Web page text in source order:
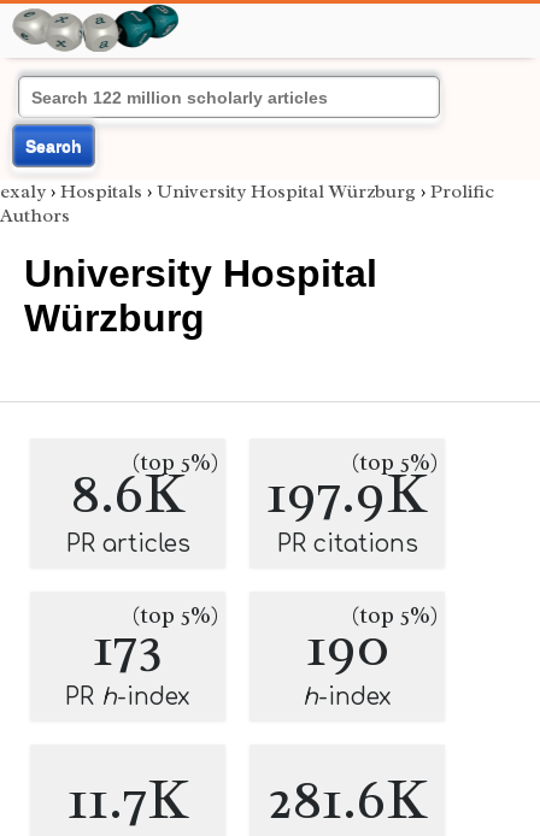
Search
exaly › Hospitals › University Hospital Würzburg › Prolific
Authors
University Hospital
Würzburg
8.6K
(top 5%)
PR articles
197.9K
(top 5%)
PR citations
173(top 5%)
PR h-index
190(top 5%)
h-index
11.7K 281.6K